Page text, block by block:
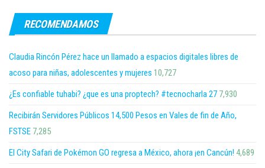
RECOMENDAMOS
Claudia Rincón Pérez hace un llamado a espacios digitales libres de
acoso para niñas, adolescentes y mujeres 10,727
¿Es confiable tuhabi? ¿que es una proptech? #tecnocharla 27 7,930
Recibirán Servidores Públicos 14,500 Pesos en Vales de fin de Año,
FSTSE 7,285
El City Safari de Pokémon GO regresa a México, ahora ¡en Cancún! 4,689